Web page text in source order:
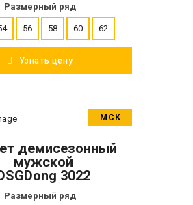
Размерный ряд
56 58 60 62
Узнать цену
МСК
ПОДРОБНЕЕ
демисезонный
мужской
3022
Размерный ряд